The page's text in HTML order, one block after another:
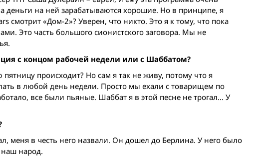
деньги на ней зарабатываются хорошие. Но в принципе, я
смотрит «Дом-2»? Уверен, что никто. Это я к тому, что пока
Это часть большого сионистского заговора. Мы не
с концом рабочей недели или с Шаббатом?
происходит? Но сам я так не живу, потому что я
в любой день недели. Просто мы ехали с товарищем по
все были пьяные. Шаббат я в этой песне не трогал… У
в честь него назвали. Он дошел до Берлина. У него было
наш народ.